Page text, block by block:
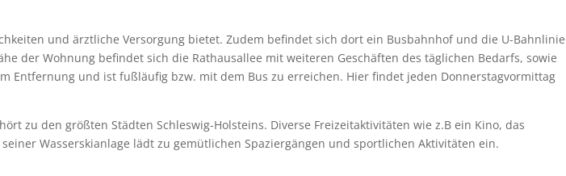
und ärztliche Versorgung bietet. Zudem befindet sich dort ein Busbahnhof und die U-Bahnlinie
der Wohnung befindet sich die Rathausallee mit weiteren Geschäften des täglichen Bedarfs, sowie
Entfernung und ist fußläufig bzw. mit dem Bus zu erreichen. Hier findet jeden Donnerstagvormittag
zu den größten Städten Schleswig-Holsteins. Diverse Freizeitaktivitäten wie z.B ein Kino, das
Wasserskianlage lädt zu gemütlichen Spaziergängen und sportlichen Aktivitäten ein.